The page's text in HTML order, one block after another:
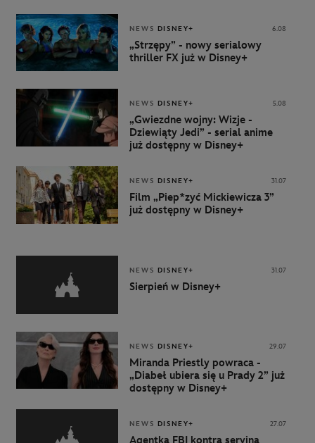
NEWS DISNEY+ 6.08
„Strzępy” - nowy serialowy
thriller FX już w Disney+
NEWS DISNEY+ 5.08
„Gwiezdne wojny: Wizje -
Dziewiąty Jedi” - serial anime
już dostępny w Disney+
NEWS DISNEY+ 31.07
Film „Piep*zyć Mickiewicza 3”
już dostępny w Disney+
NEWS DISNEY+ 31.07
Sierpień w Disney+
NEWS DISNEY+ 29.07
Miranda Priestly powraca -
„Diabeł ubiera się u Prady 2” już
dostępny w Disney+
NEWS DISNEY+ 27.07